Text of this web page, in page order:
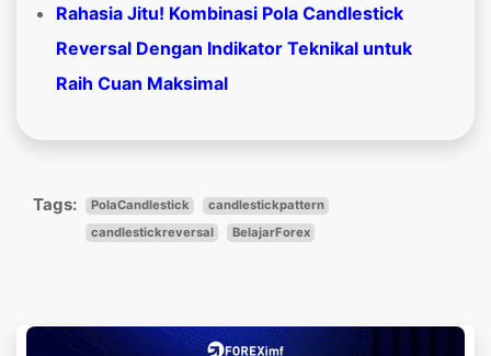
Rahasia Jitu! Kombinasi Pola Candlestick
Reversal Dengan Indikator Teknikal untuk
Raih Cuan Maksimal
Tags: PolaCandlestick
candlestickpattern
candlestickreversal
BelajarForex